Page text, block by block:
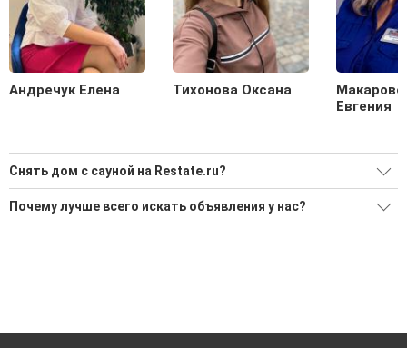
Андречук Елена Тихонова Оксана
Евгения
Снять дом с сауной на Restate.ru?
Ищите, как Снять дом с сауной?
Воспользуйтесь нашим поиском по новостройкам, для
Почему лучше всего искать объявления у нас?